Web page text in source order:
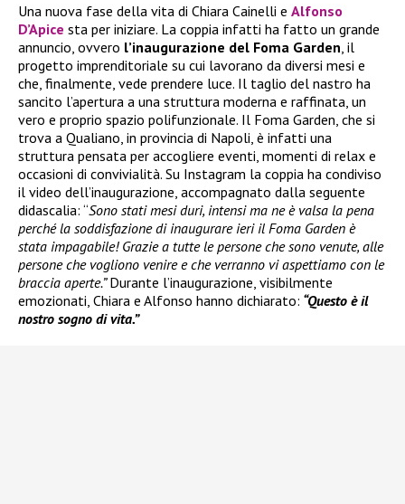
Una nuova fase della vita di Chiara Cainelli e Alfonso
D’Apice sta per iniziare. La coppia infatti ha fatto un grande
annuncio, ovvero l’inaugurazione del Foma Garden , il
progetto imprenditoriale su cui lavorano da diversi mesi e
che, finalmente, vede prendere luce. Il taglio del nastro ha
sancito l’apertura a una struttura moderna e raffinata, un
vero e proprio spazio polifunzionale. Il Foma Garden, che si
trova a Qualiano, in provincia di Napoli, è infatti una
struttura pensata per accogliere eventi, momenti di relax e
occasioni di convivialità. Su Instagram la coppia ha condiviso
il video dell’inaugurazione, accompagnato dalla seguente
didascalia: “Sono stati mesi duri, intensi ma ne è valsa la pena
perché la soddisfazione di inaugurare ieri il Foma Garden è
stata impagabile! Grazie a tutte le persone che sono venute, alle
persone che vogliono venire e che verranno vi aspettiamo con le
braccia aperte.”Durante l’inaugurazione, visibilmente
emozionati, Chiara e Alfonso hanno dichiarato: “Questo è il
nostro sogno di vita.”